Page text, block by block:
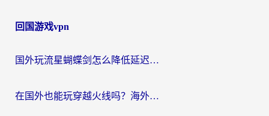
回国游戏vpn
国外玩流星蝴蝶剑怎么降低延迟？海外党必看的加速秘籍（含欧洲鸣潮&彩虹岛优化攻略）
在国外也能玩穿越火线吗？海外玩家国服游戏畅玩终极指南